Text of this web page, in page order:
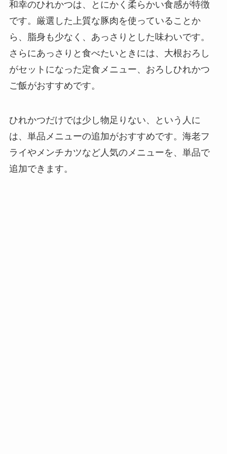
和幸のひれかつは、とにかく柔らかい食感が特徴
です。厳選した上質な豚肉を使っていることか
ら、脂身も少なく、あっさりとした味わいです。
さらにあっさりと食べたいときには、大根おろし
がセットになった定食メニュー、おろしひれかつ
ご飯がおすすめです。
ひれかつだけでは少し物足りない、という人に
は、単品メニューの追加がおすすめです。海老フ
ライやメンチカツなど人気のメニューを、単品で
追加できます。